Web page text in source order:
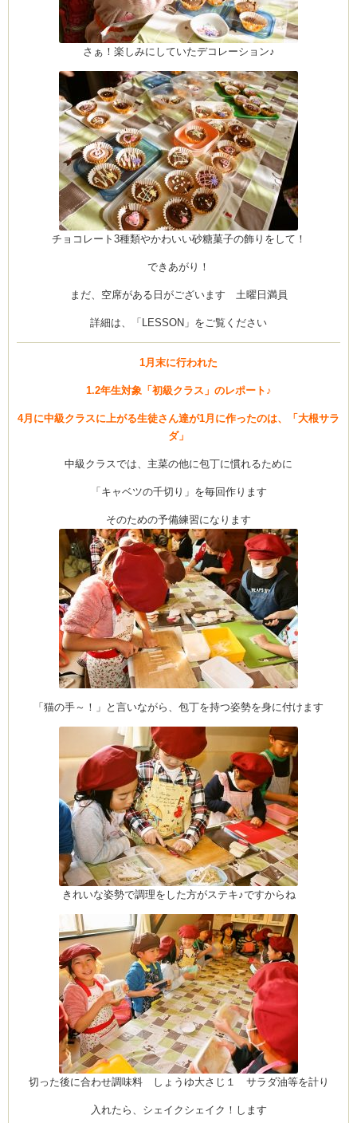
さぁ！楽しみにしていたデコレーション♪
チョコレート3種類やかわいい砂糖菓子の飾りをして！
できあがり！
まだ、空席がある日がございます 土曜日満員
詳細は、「LESSON」をご覧ください
1月末に行われた
1.2年生対象「初級クラス」のレポート♪
4月に中級クラスに上がる生徒さん達が1月に作ったのは、「大根サラ
ダ」
中級クラスでは、主菜の他に包丁に慣れるために
「キャベツの千切り」を毎回作ります
そのための予備練習になります
「猫の手～！」と言いながら、包丁を持つ姿勢を身に付けます
きれいな姿勢で調理をした方がステキ♪ですからね
切った後に合わせ調味料 しょうゆ大さじ１ サラダ油等を計り
入れたら、シェイクシェイク！します